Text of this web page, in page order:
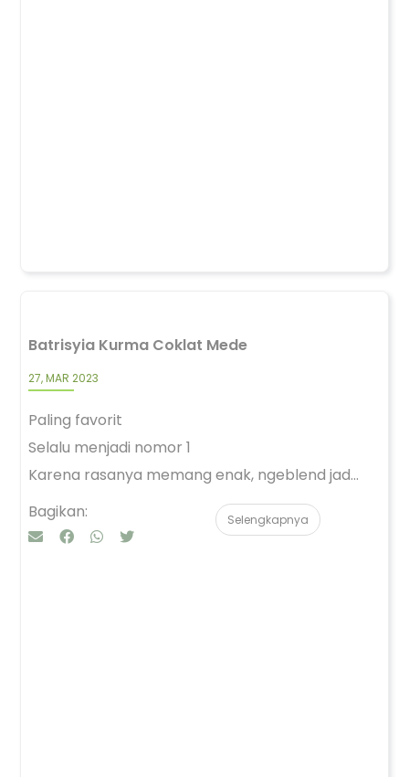
Batrisyia Kurma Coklat Mede
27, MAR 2023
Paling favorit
Selalu menjadi nomor 1
Karena rasanya memang enak, ngeblend jad...
Bagikan:
Selengkapnya